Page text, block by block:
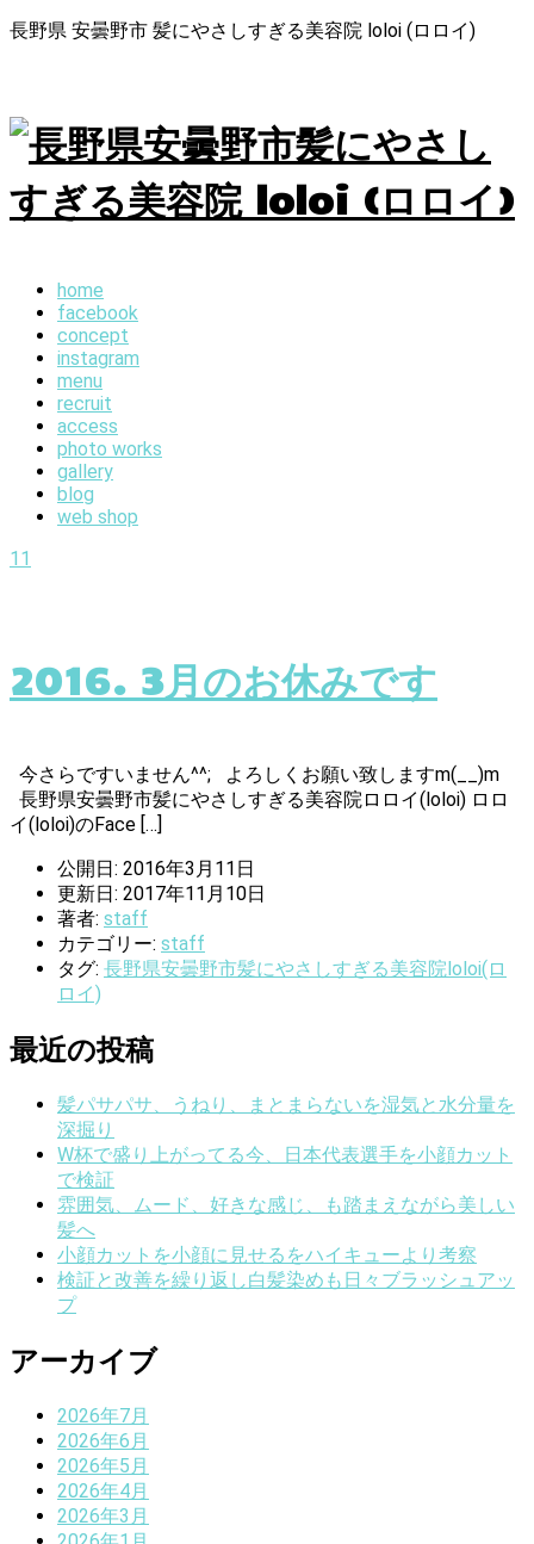
長野県 安曇野市 髪にやさしすぎる美容院 loloi (ロロイ)
home
facebook
concept
instagram
menu
recruit
access
photo works
gallery
blog
web shop
11
2016. 3月のお休みです
今さらですいません^^; よろしくお願い致しますm(__)m
長野県安曇野市髪にやさしすぎる美容院ロロイ(loloi) ロロ
イ(loloi)のFace […]
公開日: 2016年3月11日
更新日: 2017年11月10日
著者: staff
カテゴリー: staff
タグ: 長野県安曇野市髪にやさしすぎる美容院loloi(ロ
ロイ)
最近の投稿
髪パサパサ、うねり、まとまらないを湿気と水分量を
深掘り
W杯で盛り上がってる今、日本代表選手を小顔カット
で検証
雰囲気、ムード、好きな感じ、も踏まえながら美しい
髪へ
小顔カットを小顔に見せるをハイキューより考察
検証と改善を繰り返し白髪染めも日々ブラッシュアッ
プ
アーカイブ
2026年7月
2026年6月
2026年5月
2026年4月
2026年3月